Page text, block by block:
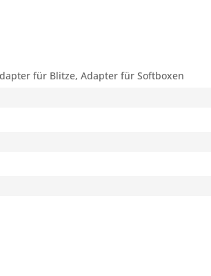
für Blitze, Adapter für Softboxen